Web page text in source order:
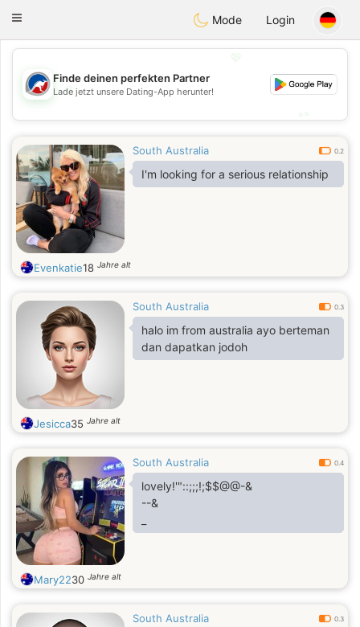
Australia Chat
Toggle
Mode Login
💖
💕
Finde deinen perfekten Partner
Lade jetzt unsere Dating-App herunter!
South Australia 0.2
I'm looking for a serious relationship
Evenkatie18 Jahre alt
South Australia 0.3
halo im from australia ayo berteman
dan dapatkan jodoh
Jesicca35 Jahre alt
South Australia 0.4
lovely!'"::;;;!;$$@@-&
--&
Mary2230 Jahre alt
South Australia 0.3